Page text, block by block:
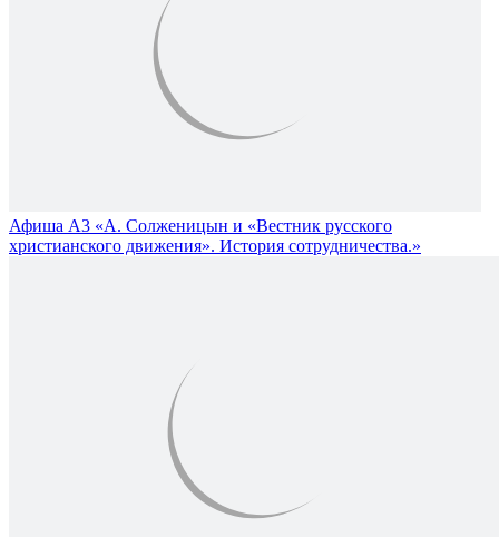
Афиша А3 «А. Солженицын и «Вестник русского
христианского движения». История сотрудничества.»